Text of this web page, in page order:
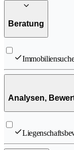
Beratung
Analysen,